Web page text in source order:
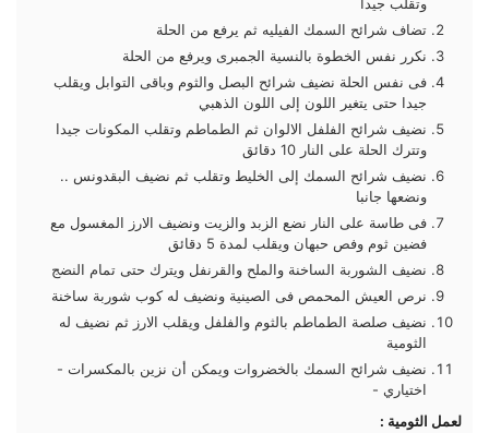
وتقلب جيدا
تضاف شرائح السمك الفيليه ثم يرفع من الحلة
نكرر نفس الخطوة بالنسية الجمبرى ويرفع من الحلة
فى نفس الحلة نضيف شرائح البصل والثوم وباقى التوابل ويقلب
جيدا حتى يتغير اللون إلى اللون الذهبي
نضيف شرائح الفلفل الالوان ثم الطماطم وتقلب المكونات جيدا
وتترك الحلة على النار 10 دقائق
نضيف شرائح السمك إلى الخليط وتقلب ثم نضيف البقدونس ..
ونضعها جانبا
فى طاسة على النار نضع الزبد والزيت ونضيف الارز المغسول مع
فضين ثوم وفص حبهان ويقلب لمدة 5 دقائق
نضيف الشوربة الساخنة والملح والقرنفل ويترك حتى تمام النضج
نرص العيش المحمص فى الصينية ونضيف له كوب شوربة ساخنة
نضيف صلصة الطماطم بالثوم والفلفل ويقلب الارز ثم نضيف له
الثومية
نضيف شرائح السمك بالخضروات ويمكن أن نزين بالمكسرات -
اختياري -
لعمل الثومية :